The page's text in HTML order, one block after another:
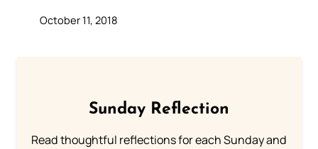
October 11, 2018
Sunday Reflection
Read thoughtful reflections for each Sunday and